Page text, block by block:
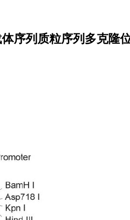
序列质粒序列多克隆